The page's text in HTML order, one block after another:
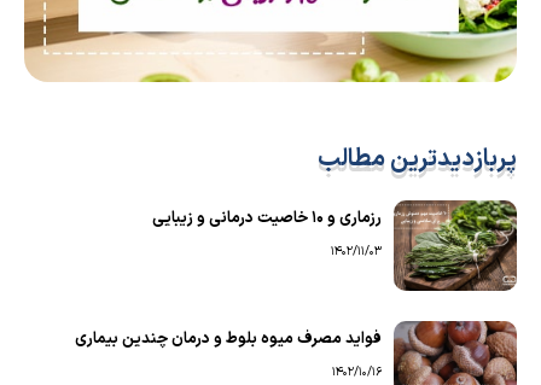
پربازدیدترین مطالب
رزماری و ۱۰ خاصیت درمانی و زیبایی
1402/11/03
فواید مصرف میوه بلوط و درمان چندین بیماری
1402/10/16